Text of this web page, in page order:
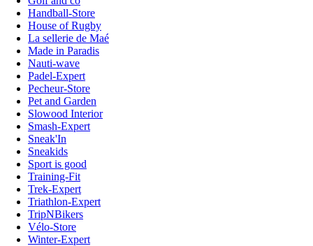
Handball-Store
House of Rugby
La sellerie de Maé
Made in Paradis
Nauti-wave
Padel-Expert
Pecheur-Store
Pet and Garden
Slowood Interior
Smash-Expert
Sneak'In
Sneakids
Sport is good
Training-Fit
Trek-Expert
Triathlon-Expert
TripNBikers
Vélo-Store
Winter-Expert